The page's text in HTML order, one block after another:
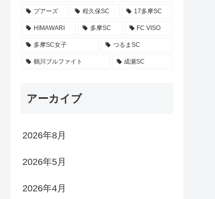
プアーズ 程久保SC 17多摩SC
HIMAWARI 多摩SC FC VISO
多摩SC女子 つるまSC
鶴川ブルファイト 成瀬SC
アーカイブ
2026年8月
2026年5月
2026年4月